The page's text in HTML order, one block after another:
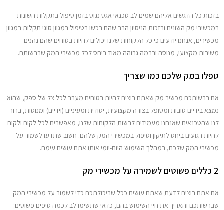
בזכות כל הדגשים אליהם שמים לב טכנאי אגס נגוס בזמן טיפול בתקלות השונות
במכשירי מק השונים ובזכות הניסיון הרב שהם רכשו בטיפול במגוון סוגי תקלות במגוון
מכשירים, אנחנו יודעים כי כל הלקוחות שלנו יכולים להיות בטוחים שהם נהנים
משירות מקצועי, מנוסה וברמה גבוהה מאוד ביחס לכל מכשירי המק שברשותם.
טפלו במק שלכם כמו שצריך
אם ברשותכם מכשיר מק שאתם רוצים להיות בטוחים מעבר לכל צל של ספק, שהוא
נמצא בידיים טובות ומטופל בצורה מקצועית, יסודית ומעיניים (וידיים) ומנוסות, ברור
לנו שהטכנאים שאנחנו מעמידים לרשות הלקוחות שלנו, מאפשרים לכל לקוח ולקוח
להיות רגועים ביחס לתיקון וטיפול במכשירי המק שלהם. חשוב שתדעו לשמור על
מכשירי המק שלכם, במהלך השימוש היום-יומי אותו אתם עושים עימם.
2 כללים פשוטים לשמירה על מכשירי מק
אם אתם רוצים לדעת שאתם עושים ככל שביכולתכם כדי לשמור על מכשירי המק
שברשותכם והאריך את חיי השימוש בהם, כדאי שתשימו לב לכמה טיפים פשוטים: